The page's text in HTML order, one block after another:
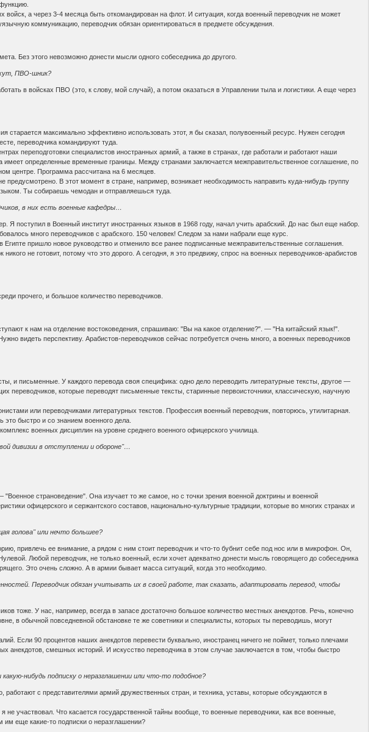
а через 3-4 месяца быть откомандирован на флот. И ситуация, когда военный переводчик не может
коммуникацию, переводчик обязан ориентироваться в предмете обсуждения.
Без этого невозможно донести мысли одного собеседника до другого.
ПВО-шник?
в войсках ПВО (это, к слову, мой случай), а потом оказаться в Управлении тыла и логистики. А еще через
старается максимально эффективно использовать этот, я бы сказал, полувоенный ресурс. Нужен сегодня
переводчика командируют туда.
переподготовки специалистов иностранных армий, а также в странах, где работали и работают наши
имеет определенные временные границы. Между странами заключается межправительственное соглашение, по
центре. Программа рассчитана на 6 месяцев.
В этот момент в стране, например, возникает необходимость направить куда-нибудь группу
Ты собираешь чемодан и отправляешься туда.
в них есть военные кафедры…
поступил в Военный институт иностранных языков в 1968 году, начал учить арабский. До нас был еще набор.
много переводчиков с арабского. 150 человек! Следом за нами набрали еще курс.
пришло новое руководство и отменило все ранее подписанные межправительственные соглашения.
не готовит, потому что это дорого. А сегодня, я это предвижу, спрос на военных переводчиков-арабистов
прочего, и большое количество переводчиков.
к нам на отделение востоковедения, спрашиваю: "Вы на какое отделение?". — "На китайский язык!".
видеть перспективу. Арабистов-переводчиков сейчас потребуется очень много, а военных переводчиков
и письменные. У каждого перевода своя специфика: одно дело переводить литературные тексты, другое —
переводчиков, которые переводят письменные тексты, старинные первоисточники, классическую, научную
или переводчиками литературных текстов. Профессия военный переводчик, повторюсь, утилитарная.
быстро и со знанием военного дела.
военных дисциплин на уровне среднего военного офицерского училища.
дивизии в отступлении и обороне"…
страноведение". Она изучает то же самое, но с точки зрения военной доктрины и военной
офицерского и сержантского составов, национально-культурные традиции, которые во многих странах и
голова" или нечто большее?
привлечь ее внимание, а рядом с ним стоит переводчик и что-то бубнит себе под нос или в микрофон. Он,
Любой переводчик, не только военный, если хочет адекватно донести мысль говорящего до собеседника
Это очень сложно. А в армии бывает масса ситуаций, когда это необходимо.
Переводчик обязан учитывать их в своей работе, так сказать, адаптировать перевод, чтобы
тоже. У нас, например, всегда в запасе достаточно большое количество местных анекдотов. Речь, конечно
в обычной повседневной обстановке те же советники и специалисты, которых ты переводишь, могут
Если 90 процентов наших анекдотов перевести буквально, иностранец ничего не поймет, только плечами
анекдотов, смешных историй. И искусство переводчика в этом случае заключается в том, чтобы быстро
нибудь подписку о неразглашении или что-то подобное?
работают с представителями армий дружественных стран, и техника, уставы, которые обсуждаются в
участвовал. Что касается государственной тайны вообще, то военные переводчики, как все военные,
им еще какие-то подписки о неразглашении?